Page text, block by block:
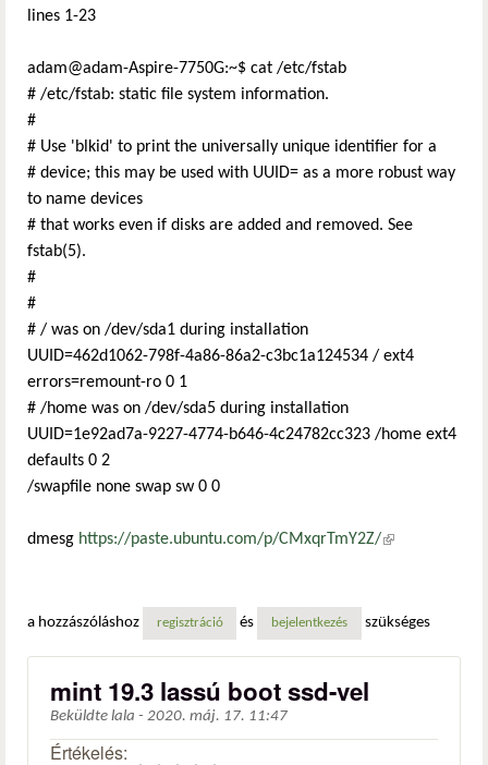
lines 1-23
adam@adam-Aspire-7750G:~$ cat /etc/fstab
# /etc/fstab: static file system information.
#
# Use 'blkid' to print the universally unique identifier for a
# device; this may be used with UUID= as a more robust way
to name devices
# that works even if disks are added and removed. See
fstab(5).
#
#
# / was on /dev/sda1 during installation
UUID=462d1062-798f-4a86-86a2-c3bc1a124534 / ext4
errors=remount-ro 0 1
# /home was on /dev/sda5 during installation
UUID=1e92ad7a-9227-4774-b646-4c24782cc323 /home ext4
defaults 0 2
/swapfile none swap sw 0 0
dmesg https://paste.ubuntu.com/p/CMxqrTmY2Z/(külső
a hozzászóláshoz regisztráció és bejelentkezés szükséges
mint 19.3 lassú boot ssd-vel
Beküldte lala - 2020. máj. 17. 11:47
Értékelés: